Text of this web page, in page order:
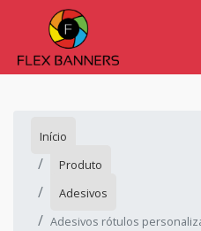
Início
Produto
Adesivos
Adesivos rótulos